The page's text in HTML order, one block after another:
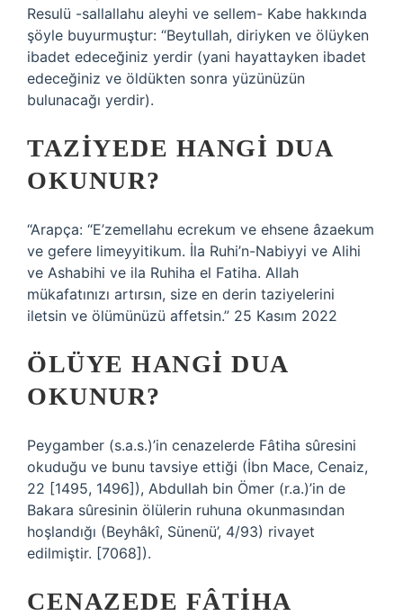
Resulü -sallallahu aleyhi ve sellem- Kabe hakkında
şöyle buyurmuştur: “Beytullah, diriyken ve ölüyken
ibadet edeceğiniz yerdir (yani hayattayken ibadet
edeceğiniz ve öldükten sonra yüzünüzün
bulunacağı yerdir).
TAZIYEDE HANGI DUA
OKUNUR?
“Arapça: “E’zemellahu ecrekum ve ehsene âzaekum
ve gefere limeyyitikum. İla Ruhi’n-Nabiyyi ve Alihi
ve Ashabihi ve ila Ruhiha el Fatiha. Allah
mükafatınızı artırsın, size en derin taziyelerini
iletsin ve ölümünüzü affetsin.” 25 Kasım 2022
ÖLÜYE HANGI DUA
OKUNUR?
Peygamber (s.a.s.)’in cenazelerde Fâtiha sûresini
okuduğu ve bunu tavsiye ettiği (İbn Mace, Cenaiz,
22 [1495, 1496]), Abdullah bin Ömer (r.a.)’in de
Bakara sûresinin ölülerin ruhuna okunmasından
hoşlandığı (Beyhâkî, Sünenü’, 4/93) rivayet
edilmiştir. [7068]).
CENAZEDE FÂTIHA